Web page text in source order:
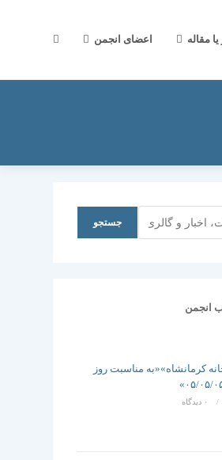
مقاله اعضای انجمن جستجوی
جستجو
انجمن
کرمانشاه»«به مناسبت روز
/ ۰ دیدگاه